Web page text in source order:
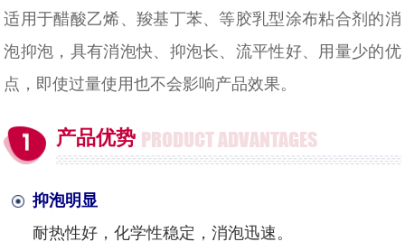
适用于醋酸乙烯、羧基丁苯、等胶乳型涂布粘合剂的消
泡抑泡，具有消泡快、抑泡长、流平性好、用量少的优
点，即使过量使用也不会影响产品效果。
产品优势 PRODUCT ADVANTAGES
抑泡明显
耐热性好，化学性稳定，消泡迅速。